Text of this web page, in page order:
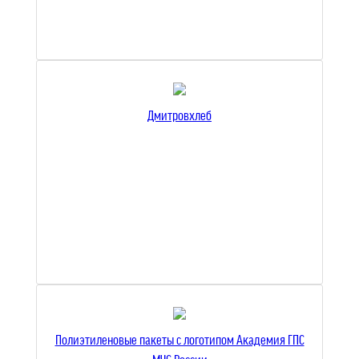
Дмитровхлеб
Полиэтиленовые пакеты с логотипом Академия ГПС